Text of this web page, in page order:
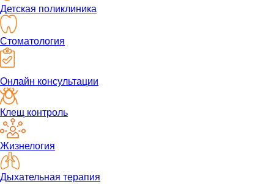
Детская поликлиника
Стоматология
Онлайн консультации
Клещ контроль
Жизнелогия
Дыхательная терапия